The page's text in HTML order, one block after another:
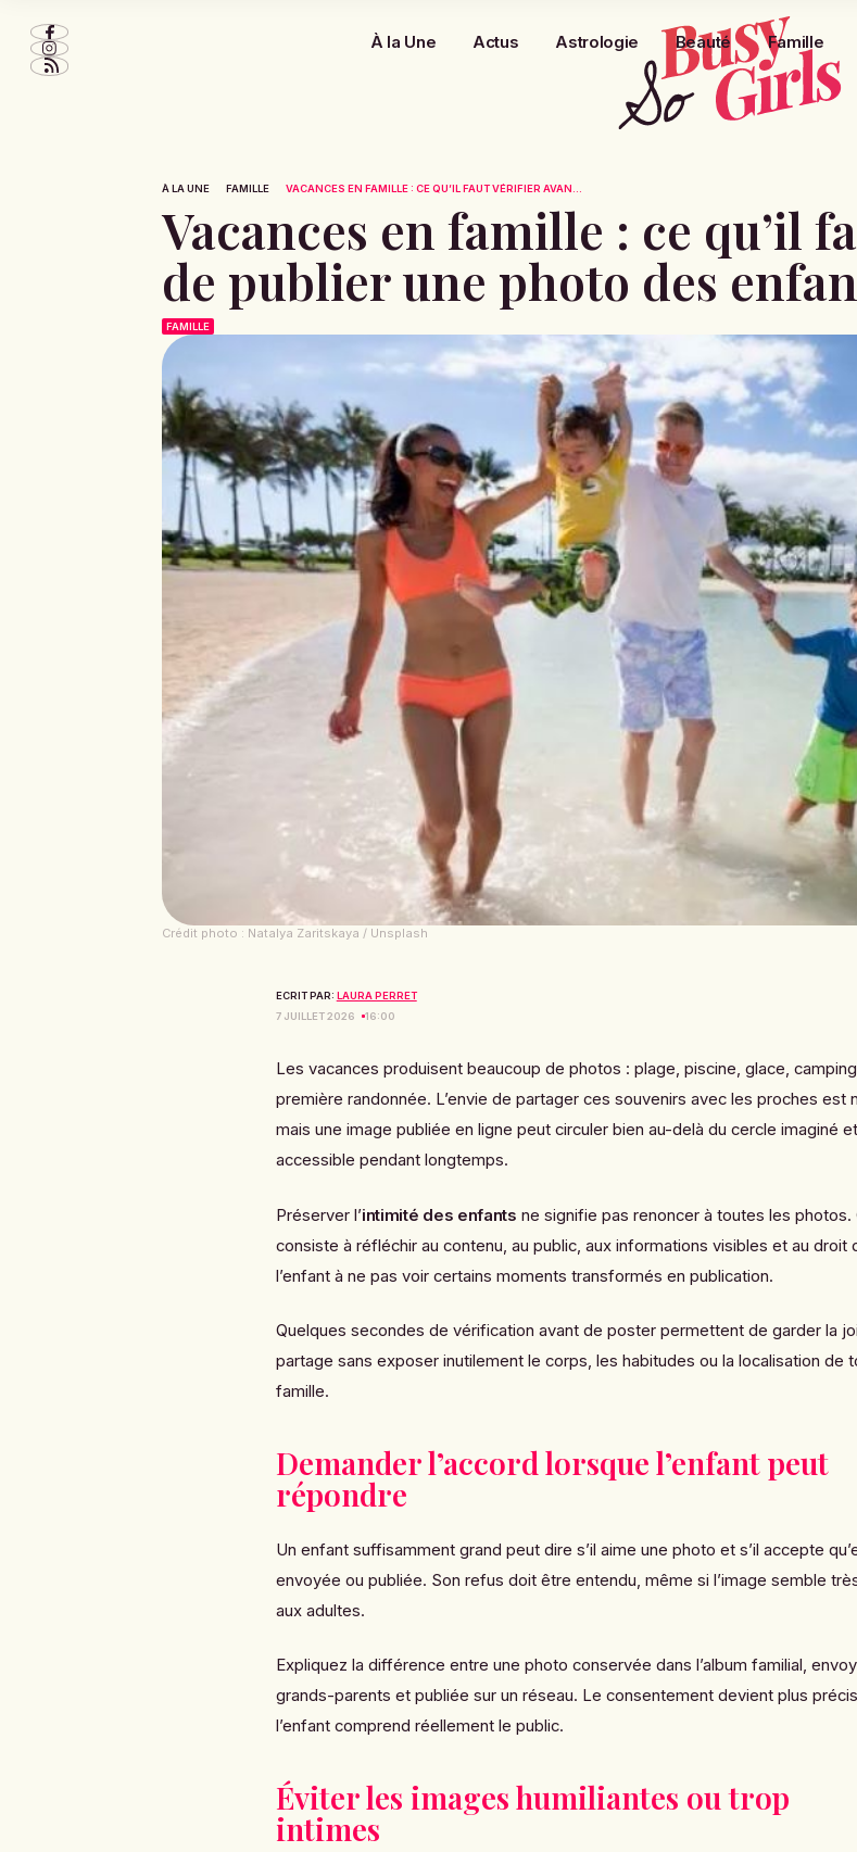
À la Une Actus Astrologie Beauté Famille
À LA UNE FAMILLE VACANCES EN FAMILLE : CE QU’IL FAUT VÉRIFIER AVAN...
Vacances en famille : ce qu’il
de publier une photo des
FAMILLE
Crédit photo : Natalya Zaritskaya / Unsplash
ECRIT PAR: LAURA PERRET
7 JUILLET 2026
16:00
Les vacances produisent beaucoup de photos : plage, piscine, glace,
première randonnée. L’envie de partager ces souvenirs avec les proches est
mais une image publiée en ligne peut circuler bien au-delà du cercle imaginé
accessible pendant longtemps.
Préserver l’intimité des enfants ne signifie pas renoncer à toutes les photos.
consiste à réfléchir au contenu, au public, aux informations visibles et au droit
l’enfant à ne pas voir certains moments transformés en publication.
Quelques secondes de vérification avant de poster permettent de garder la
partage sans exposer inutilement le corps, les habitudes ou la localisation de
famille.
Demander l’accord lorsque l’enfant peut
répondre
Un enfant suffisamment grand peut dire s’il aime une photo et s’il accepte
envoyée ou publiée. Son refus doit être entendu, même si l’image semble
aux adultes.
Expliquez la différence entre une photo conservée dans l’album familial,
grands-parents et publiée sur un réseau. Le consentement devient plus
l’enfant comprend réellement le public.
Éviter les images humiliantes ou trop
intimes